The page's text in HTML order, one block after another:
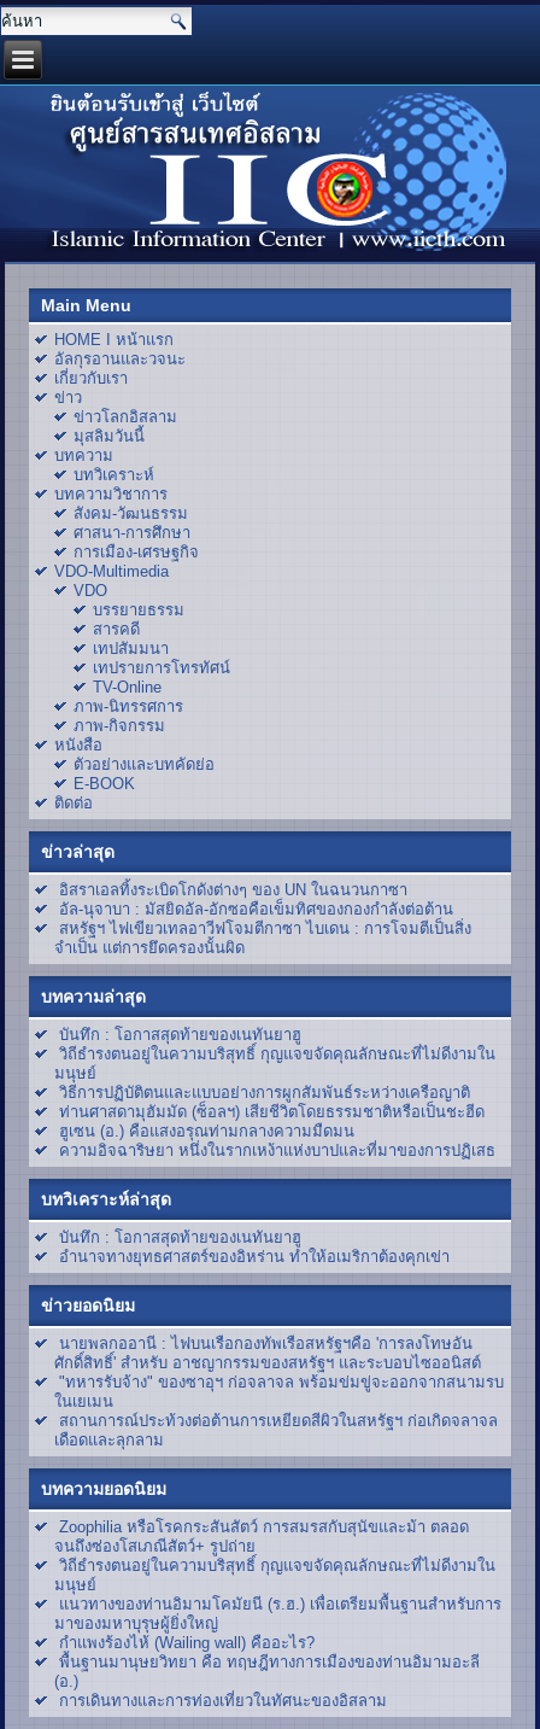
Main Menu
HOME I หน้าแรก
อัลกุรอานและวจนะ
เกี่ยวกับเรา
ข่าว
ข่าวโลกอิสลาม
มุสลิมวันนี้
บทความ
บทวิเคราะห์
บทความวิชาการ
สังคม-วัฒนธรรม
ศาสนา-การศึกษา
การเมือง-เศรษฐกิจ
VDO-Multimedia
VDO
บรรยายธรรม
สารคดี
เทปสัมมนา
เทปรายการโทรทัศน์
TV-Online
ภาพ-นิทรรศการ
ภาพ-กิจกรรม
หนังสือ
ตัวอย่างและบทคัดย่อ
E-BOOK
ติดต่อ
ข่าวล่าสุด
อิสราเอลทิ้งระเบิดโกดังต่างๆ ของ UN ในฉนวนกาซา
อัล-นุจาบา : มัสยิดอัล-อักซอคือเข็มทิศของกองกำลังต่อต้าน
สหรัฐฯ ไฟเขียวเทลอาวีฟโจมตีกาซา ไบเดน : การโจมตีเป็นสิ่ง
จำเป็น แต่การยึดครองนั้นผิด
บทความล่าสุด
บันทึก : โอกาสสุดท้ายของเนทันยาฮู
วิถีธำรงตนอยู่ในความบริสุทธิ์ กุญแจขจัดคุณลักษณะที่ไม่ดีงามใน
มนุษย์
วิธีการปฏิบัติตนและแบบอย่างการผูกสัมพันธ์ระหว่างเครือญาติ
ท่านศาสดามุฮัมมัด (ซ็อลฯ) เสียชีวิตโดยธรรมชาติหรือเป็นชะฮีด
ฮูเซน (อ.) คือแสงอรุณท่ามกลางความมืดมน
ความอิจฉาริษยา หนึ่งในรากเหง้าแห่งบาปและที่มาของการปฏิเสธ
บทวิเคราะห์ล่าสุด
บันทึก : โอกาสสุดท้ายของเนทันยาฮู
อำนาจทางยุทธศาสตร์ของอิหร่าน ทำให้อเมริกาต้องคุกเข่า
ข่าวยอดนิยม
นายพลกออานี : ไฟบนเรือกองทัพเรือสหรัฐฯคือ 'การลงโทษอัน
ศักดิ์สิทธิ์' สำหรับ อาชญากรรมของสหรัฐฯ และระบอบไซออนิสต์
"ทหารรับจ้าง" ของซาอุฯ ก่อจลาจล พร้อมข่มขู่จะออกจากสนามรบ
ในเยเมน
สถานการณ์ประท้วงต่อต้านการเหยียดสีผิวในสหรัฐฯ ก่อเกิดจลาจล
เดือดและลุกลาม
บทความยอดนิยม
Zoophilia หรือโรคกระสันสัตว์ การสมรสกับสุนัขและม้า ตลอด
จนถึงซ่องโสเภณีสัตว์+ รูปถ่าย
วิถีธำรงตนอยู่ในความบริสุทธิ์ กุญแจขจัดคุณลักษณะที่ไม่ดีงามใน
มนุษย์
แนวทางของท่านอิมามโคมัยนี (ร.ฮ.) เพื่อเตรียมพื้นฐานสำหรับการ
มาของมหาบุรุษผู้ยิ่งใหญ่
กำแพงร้องไห้ (Wailing wall) คืออะไร?
พื้นฐานมานุษยวิทยา คือ ทฤษฎีทางการเมืองของท่านอิมามอะลี
(อ.)
การเดินทางและการท่องเที่ยวในทัศนะของอิสลาม